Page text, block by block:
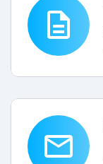
description
email